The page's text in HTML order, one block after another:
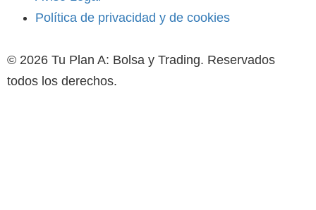
Política de privacidad y de cookies
© 2026 Tu Plan A: Bolsa y Trading. Reservados
todos los derechos.